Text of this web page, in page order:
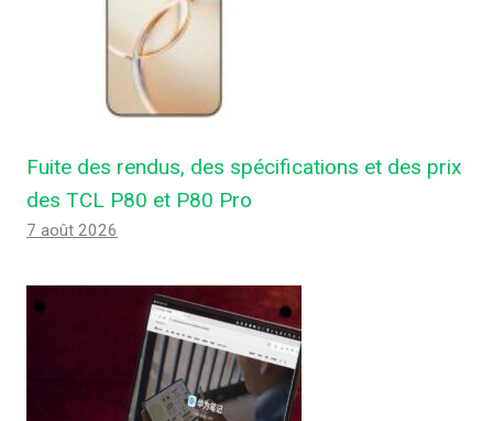
Fuite des rendus, des spécifications et des prix
des TCL P80 et P80 Pro
7 août 2026